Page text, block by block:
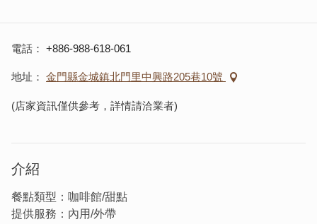
電話 +886-988-618-061
地址 金門縣金城鎮北門里中興路205巷10號
(店家資訊僅供參考，詳情請洽業者)
介紹
餐點類型：咖啡館/甜點
提供服務：內用/外帶